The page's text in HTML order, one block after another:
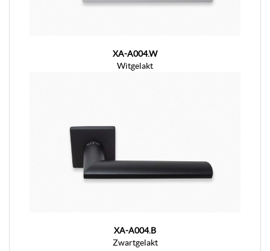
XA-A004.W
Witgelakt
XA-A004.B
Zwartgelakt